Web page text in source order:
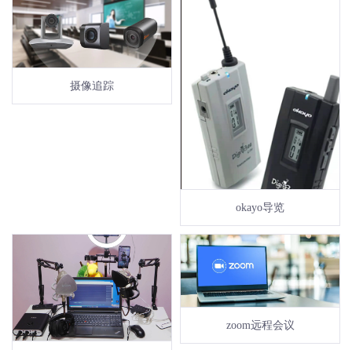
摄像追踪
okayo导览
zoom远程会议